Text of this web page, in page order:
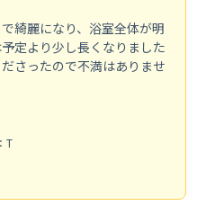
綺麗になり、浴室全体が明
定より少し長くなりました
さったので不満はありませ
T